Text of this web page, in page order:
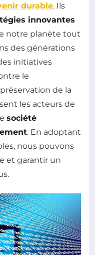
durable. Ils
innovantes
notre planète tout
des générations
initiatives
le
de la
les acteurs de
société
. En adoptant
nous pouvons
et garantir un